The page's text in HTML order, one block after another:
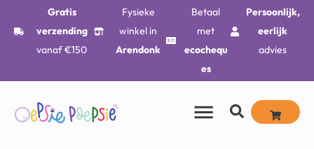
Gratis
verzending
vanaf €150
Fysieke
winkel in
Arendonk
Betaal
met
ecochequ
es
Persoonlijk,
eerlijk
advies